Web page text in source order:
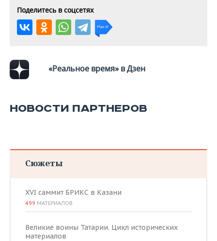
ФИГУРНОЕ КАТАНИЕ
ВОДНЫЕ ВИДЫ СПОРТА
ХОККЕЙ С МЯЧОМ
МЕДИЦИНА
ОБРАЗОВАНИЕ
ПРОИСШЕСТВИЯ
Поделитесь в соцсетях
«Реальное время» в Дзен
НОВОСТИ ПАРТНЕРОВ
Сюжеты
XVI саммит БРИКС в Казани
499 МАТЕРИАЛОВ
Великие воины Татарии. Цикл исторических
материалов